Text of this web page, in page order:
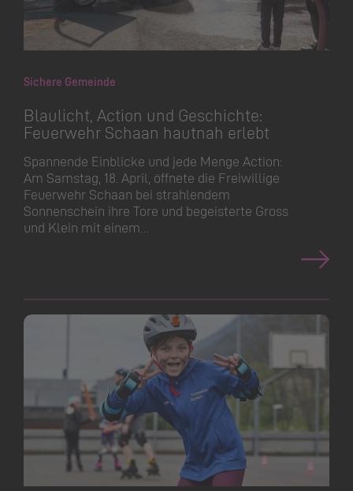
Sichere Gemeinde
Blaulicht, Action und Geschichte:
Feuerwehr Schaan hautnah erlebt
Spannende Einblicke und jede Menge Action:
Am Samstag, 18. April, öffnete die Freiwillige
Feuerwehr Schaan bei strahlendem
Sonnenschein ihre Tore und begeisterte Gross
und Klein mit einem…